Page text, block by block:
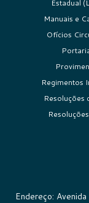
Estadual
Manuais e
Ofícios
Regimentos
Resoluções
Endereço: